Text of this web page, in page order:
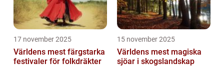
17 november 2025
Världens mest färgstarka
festivaler för folkdräkter
15 november 2025
Världens mest magiska
sjöar i skogslandskap